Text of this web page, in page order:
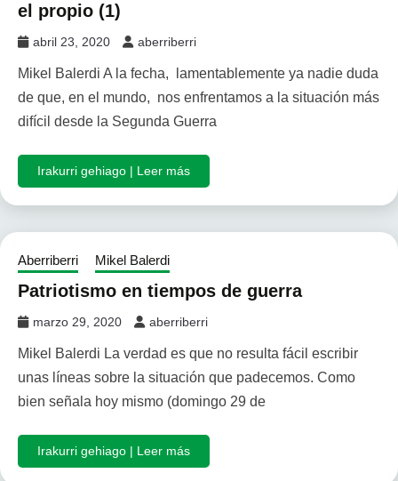
el propio (1)
abril 23, 2020 aberriberri
Mikel Balerdi A la fecha, lamentablemente ya nadie duda
de que, en el mundo, nos enfrentamos a la situación más
difícil desde la Segunda Guerra
Irakurri gehiago | Leer más
Aberriberri Mikel Balerdi
Patriotismo en tiempos de guerra
marzo 29, 2020 aberriberri
Mikel Balerdi La verdad es que no resulta fácil escribir
unas líneas sobre la situación que padecemos. Como
bien señala hoy mismo (domingo 29 de
Irakurri gehiago | Leer más